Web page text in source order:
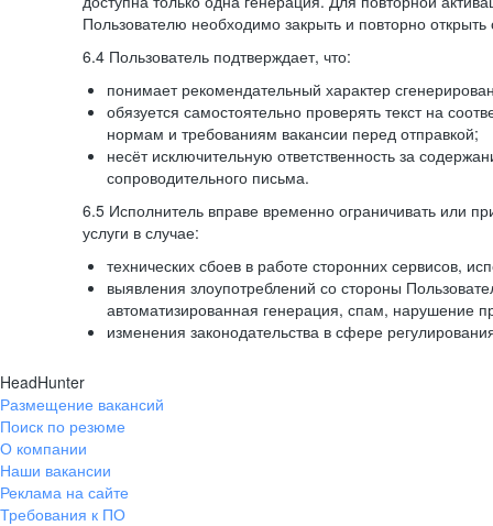
Пользователю необходимо закрыть и повторно открыть
6.4 Пользователь подтверждает, что:
понимает рекомендательный характер
обязуется самостоятельно проверять текст на
нормам и требованиям вакансии перед отправкой;
несёт исключительную ответственность за
сопроводительного письма.
6.5 Исполнитель вправе временно ограничивать или
услуги в случае:
технических сбоев в работе сторонних сервисов,
выявления злоупотреблений со стороны
автоматизированная генерация, спам, нарушение
изменения законодательства в сфере
HeadHunter
Размещение вакансий
Поиск по резюме
О компании
Наши вакансии
Реклама на сайте
Требования к ПО